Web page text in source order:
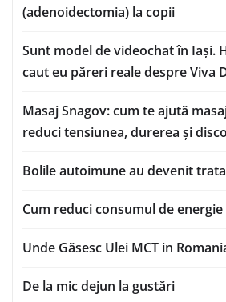
(adenoidectomia) la copii
Sunt model de videochat în Iași.
caut eu păreri reale despre Viva
Masaj Snagov: cum te ajută
reduci tensiunea, durerea și
Bolile autoimune au devenit
Cum reduci consumul de energie
Unde Găsesc Ulei MCT in
De la mic dejun la gustări